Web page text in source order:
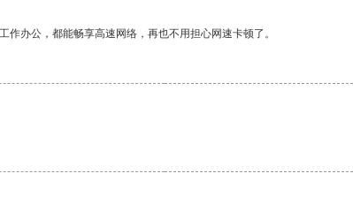
办公，都能畅享高速网络，再也不用担心网速卡顿了。